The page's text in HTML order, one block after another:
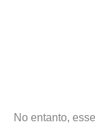
No entanto,